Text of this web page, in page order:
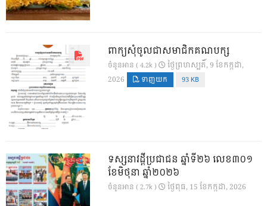
ពាក្យសុំចូលជាសមាជិកគណបក្ស
ចំនួនអាន ( 4.2k )
ថ្ងៃ​ព្រហស្បតិ៍, 9 ខែ​កក្កដា,
2026
ទាញយក 93 KB
ទស្សនាវដ្ដីប្រជាជន ឆ្នាំទី២៦ លេខ៣០១
ខែមិថុនា ឆ្នាំ២០២៦
ចំនួនអាន ( 2.7k ) ថ្ងៃ​ពុធ, 15 ខែ​កក្កដា, 2026